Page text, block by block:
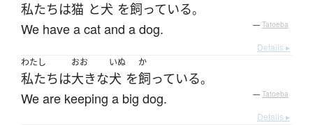
私たちは猫 と犬 を飼っている。
We have a cat and a dog. — Tatoeba
Details ▸
わたし
私たちは
おお
大きな
いぬ
犬 を
か
飼っている。
We are keeping a big dog. — Tatoeba
Details ▸